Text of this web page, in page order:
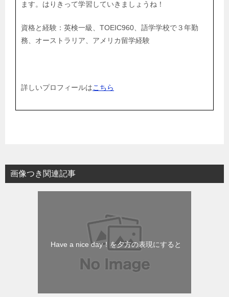
ます。はりきって学習していきましょうね！
資格と経験：英検一級、TOEIC960、語学学校で３年勤
務、オーストラリア、アメリカ留学経験
詳しいプロフィールはこちら
画像つき関連記事
Have a nice day！を夕方の表現にすると